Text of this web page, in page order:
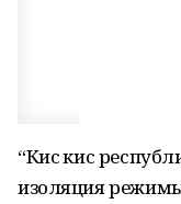
“Кисә кис
изоляция